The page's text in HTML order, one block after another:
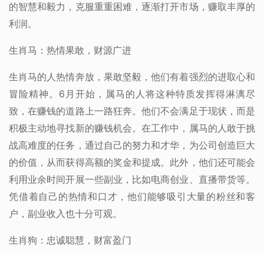
的智慧和毅力，克服重重困难，逐渐打开市场，赚取丰厚的
利润。
生肖马：热情果敢，财源广进
生肖马的人热情奔放，果敢坚毅，他们有着强烈的进取心和
冒险精神。6月开始，属马的人将这种特质发挥得淋漓尽
致，在赚钱的道路上一路狂奔。他们不会满足于现状，而是
积极主动地寻找新的赚钱机会。在工作中，属马的人敢于挑
战高难度的任务，通过自己的努力和才华，为公司创造巨大
的价值，从而获得高额的奖金和提成。此外，他们还可能会
利用业余时间开展一些副业，比如电商创业、直播带货等。
凭借着自己的热情和口才，他们能够吸引大量的粉丝和客
户，副业收入也十分可观。
生肖狗：忠诚聪慧，财富盈门